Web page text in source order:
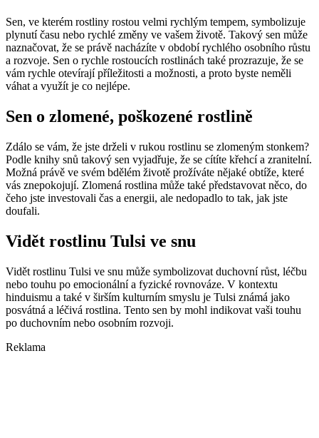
Sen, ve kterém rostliny rostou velmi rychlým tempem, symbolizuje
plynutí času nebo rychlé změny ve vašem životě. Takový sen může
naznačovat, že se právě nacházíte v období rychlého osobního růstu
a rozvoje. Sen o rychle rostoucích rostlinách také prozrazuje, že se
vám rychle otevírají příležitosti a možnosti, a proto byste neměli
váhat a využít je co nejlépe.
Sen o zlomené, poškozené rostlině
Zdálo se vám, že jste drželi v rukou rostlinu se zlomeným stonkem?
Podle knihy snů takový sen vyjadřuje, že se cítíte křehcí a zranitelní.
Možná právě ve svém bdělém životě prožíváte nějaké obtíže, které
vás znepokojují. Zlomená rostlina může také představovat něco, do
čeho jste investovali čas a energii, ale nedopadlo to tak, jak jste
doufali.
Vidět rostlinu Tulsi ve snu
Vidět rostlinu Tulsi ve snu může symbolizovat duchovní růst, léčbu
nebo touhu po emocionální a fyzické rovnováze. V kontextu
hinduismu a také v širším kulturním smyslu je Tulsi známá jako
posvátná a léčivá rostlina. Tento sen by mohl indikovat vaši touhu
po duchovním nebo osobním rozvoji.
Reklama